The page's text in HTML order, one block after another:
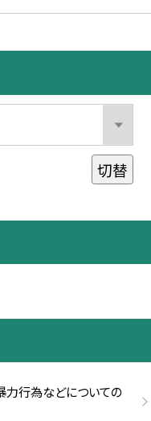
切替
力行為などについての